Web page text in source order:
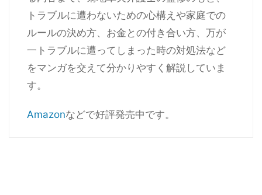
トラブルに遭わないための心構えや家庭での
ルールの決め方、お金との付き合い方、万が
一トラブルに遭ってしまった時の対処法など
をマンガを交えて分かりやすく解説していま
す。
Amazonなどで好評発売中です。